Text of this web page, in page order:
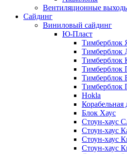
Вентиляционные
Сайдинг
Виниловый сайдинг
Ю-Пласт
Тимберблок
Тимберблок
Тимберблок
Тимберблок
Тимберблок
Тимберблок
Hokla
Корабельная
Блок Хаус
Стоун-хаус
Стоун-хаус
Стоун-хаус
Стоун-хаус